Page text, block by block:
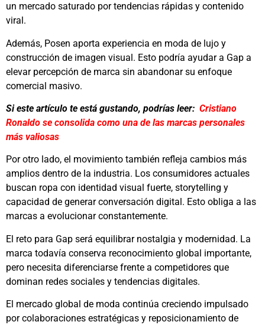
un mercado saturado por tendencias rápidas y contenido
viral.
Además, Posen aporta experiencia en moda de lujo y
construcción de imagen visual. Esto podría ayudar a Gap a
elevar percepción de marca sin abandonar su enfoque
comercial masivo.
Si este artículo te está gustando, podrías leer: Cristiano
Ronaldo se consolida como una de las marcas personales
más valiosas
Por otro lado, el movimiento también refleja cambios más
amplios dentro de la industria. Los consumidores actuales
buscan ropa con identidad visual fuerte, storytelling y
capacidad de generar conversación digital. Esto obliga a las
marcas a evolucionar constantemente.
El reto para Gap será equilibrar nostalgia y modernidad. La
marca todavía conserva reconocimiento global importante,
pero necesita diferenciarse frente a competidores que
dominan redes sociales y tendencias digitales.
El mercado global de moda continúa creciendo impulsado
por colaboraciones estratégicas y reposicionamiento de